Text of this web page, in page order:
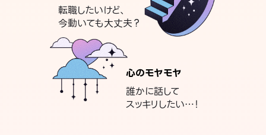
転職したいけど、
今動いても大丈夫？
心のモヤモヤ
誰かに話して
スッキリしたい…！